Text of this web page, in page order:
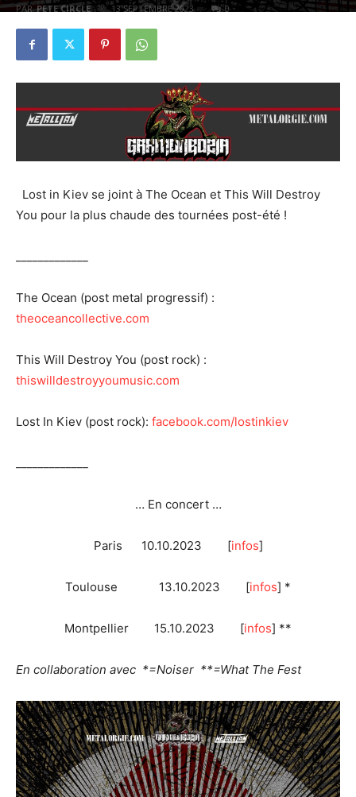
PAR PETE CIRCLE 13 SEPTEMBRE 2023 0
Lost in Kiev se joint à The Ocean et This Will Destroy
You pour la plus chaude des tournées post-été !
The Ocean (post metal progressif) :
theoceancollective.com
This Will Destroy You (post rock) :
thiswilldestroyyoumusic.com
Lost In Kiev (post rock): facebook.com/lostinkiev
… En concert …
Paris 10.10.2023 [infos]
Toulouse 13.10.2023 [infos] *
Montpellier 15.10.2023 [infos] **
En collaboration avec *=Noiser **=What The Fest